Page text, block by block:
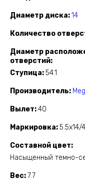
Диаметр диска 14
Количество
Диаметр
отверстий
Ступица 54.1
Производитель
Вылет 40
Маркировка 5.5x14/
Составной цвет
Насыщенный темно-
Вес 7.7